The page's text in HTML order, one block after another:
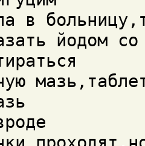
в
йодом со